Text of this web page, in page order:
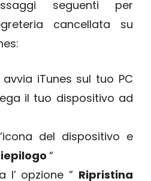
seguenti per
cancellata su
iTunes sul tuo PC
il tuo dispositivo ad
del dispositivo e
“
l’ opzione ” Ripristina